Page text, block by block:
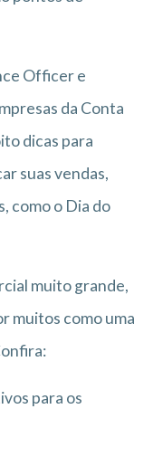
Officer e
da Conta
dicas para
suas vendas,
como o Dia do
muito grande,
muitos como uma
para os